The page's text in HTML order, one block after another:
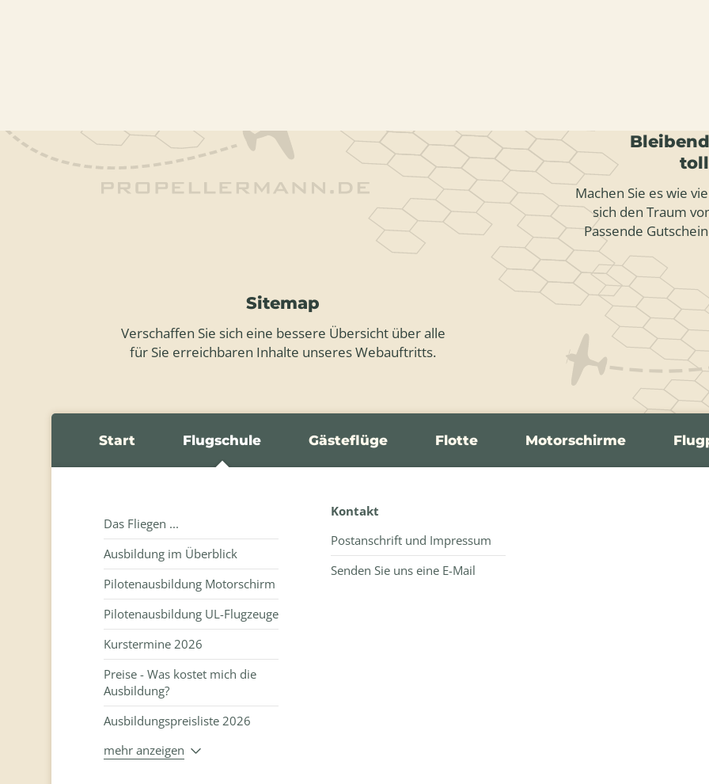
Machen Sie es wie
sich den Traum
Passende
Sitemap
Verschaffen Sie sich eine bessere Übersicht über alle
für Sie erreichbaren Inhalte unseres Webauftritts.
Start Flugschule Gästeflüge Flotte Motorschirme
Das Fliegen ...
Ausbildung im Überblick
Pilotenausbildung Motorschirm
Pilotenausbildung UL-Flugzeuge
Kurstermine 2026
Preise - Was kostet mich die
Ausbildung?
Ausbildungspreisliste 2026
mehr anzeigen
Kontakt
Postanschrift und Impressum
Senden Sie uns eine E-Mail